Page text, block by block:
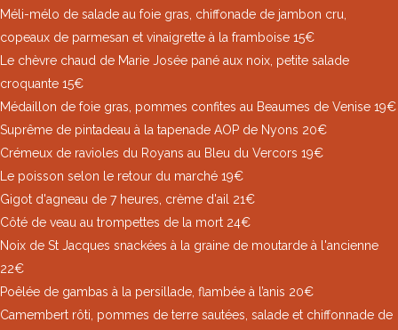
Méli-mélo de salade au foie gras, chiffonade de jambon cru,
copeaux de parmesan et vinaigrette à la framboise 15€
Le chèvre chaud de Marie Josée pané aux noix, petite salade
croquante 15€
Médaillon de foie gras, pommes confites au Beaumes de Venise 19€
Suprême de pintadeau à la tapenade AOP de Nyons 20€
Crémeux de ravioles du Royans au Bleu du Vercors 19€
Le poisson selon le retour du marché 19€
Gigot d'agneau de 7 heures, crème d'ail 21€
Côté de veau au trompettes de la mort 24€
Noix de St Jacques snackées à la graine de moutarde à l'ancienne
22€
Poêlée de gambas à la persillade, flambée à l’anis 20€
Camembert rôti, pommes de terre sautées, salade et chiffonnade de